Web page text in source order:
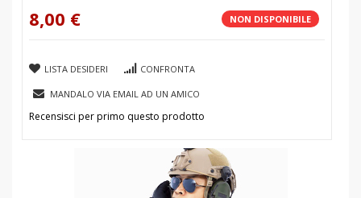
NON DISPONIBILE
8,00 €
LISTA DESIDERI CONFRONTA
MANDALO VIA EMAIL AD UN AMICO
Recensisci per primo questo prodotto